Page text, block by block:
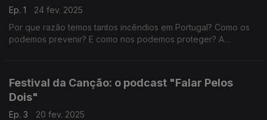
Ep. 1
24 fev. 2025
Por que razão temos tantos incêndios em Portugal? Como os
podemos prevenir? E como nos podemos proteger? A
Festival da Canção: o podcast "Falar Pelos
Dois"
Ep. 3
20 fev. 2025